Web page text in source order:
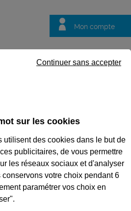
Mon compte
questions
EN HAUTEUR :
ÉVOLUER EN
SÉCURITÉ
les EPI d'arrêt de chutes
R431
sur les cookies
utilisent des cookies dans le but de
publicitaires, de vous permettre
les réseaux sociaux et d'analyser
votre choix pendant 6
paramétrer vos choix en
Continuer sans accepter